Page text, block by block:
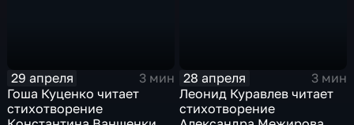
29 апреля
3 мин
Гоша Куценко читает
стихотворение
28 апреля
3 мин
Леонид Куравлев читает
стихотворение